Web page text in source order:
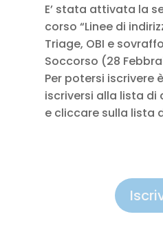
E’ stata attivata la
corso “Linee di
Triage, OBI e
Soccorso (28
Per potersi iscrivere
iscriversi alla lista
e cliccare sulla lista